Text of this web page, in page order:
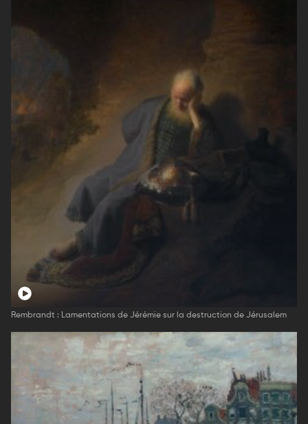
Rembrandt : Lamentations de Jérémie sur la destruction de Jérusalem